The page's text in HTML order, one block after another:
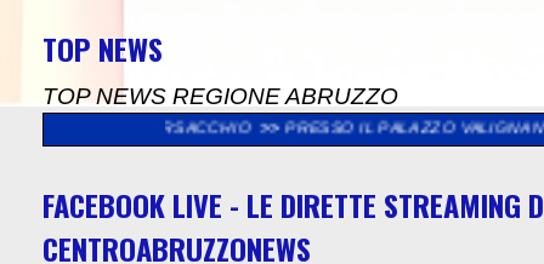
TOP NEWS
TOP NEWS REGIONE ABRUZZO
PRESSO IL PALAZZO VALIGNANI DI TORREVECCHIA
FACEBOOK LIVE - LE DIRETTE STREAMING
CENTROABRUZZONEWS